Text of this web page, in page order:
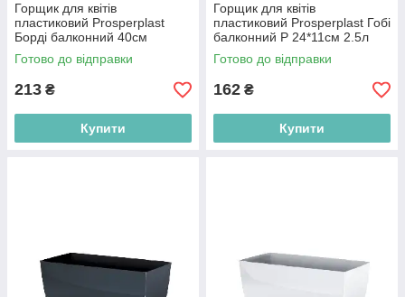
Горщик для квітів
пластиковий Prosperplast
Борді балконний 40см
коричневий DDEC400-R222
Готово до відправки
213 ₴
Купити
Горщик для квітів
пластиковий Prosperplast Гобі
балконний Р 24*11см 2.5л
графіт DUPP240-426U
Готово до відправки
162 ₴
Купити